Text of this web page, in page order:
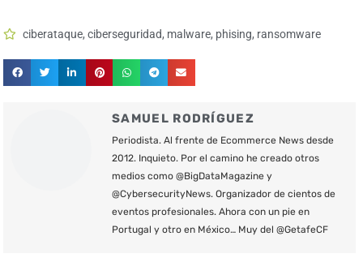
ciberataque,ciberseguridad, malware, phising, ransomware
SAMUEL RODRÍGUEZ
Periodista. Al frente de Ecommerce News desde
2012. Inquieto. Por el camino he creado otros
medios como @BigDataMagazine y
@CybersecurityNews. Organizador de cientos de
eventos profesionales. Ahora con un pie en
Portugal y otro en México… Muy del @GetafeCF